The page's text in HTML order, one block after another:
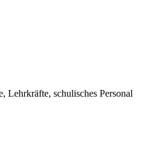
Lehrkräfte, schulisches Personal